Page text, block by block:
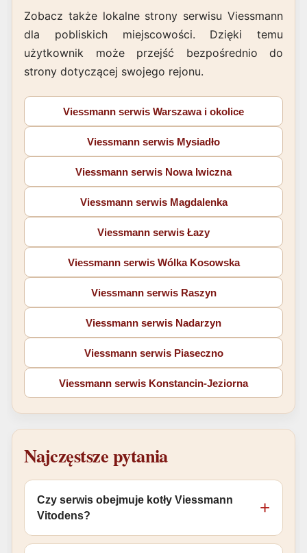
Zobacz także lokalne strony serwisu Viessmann
dla pobliskich miejscowości. Dzięki temu
użytkownik może przejść bezpośrednio do
strony dotyczącej swojego rejonu.
Viessmann serwis Warszawa i okolice
Viessmann serwis Mysiadło
Viessmann serwis Nowa Iwiczna
Viessmann serwis Magdalenka
Viessmann serwis Łazy
Viessmann serwis Wólka Kosowska
Viessmann serwis Raszyn
Viessmann serwis Nadarzyn
Viessmann serwis Piaseczno
Viessmann serwis Konstancin-Jeziorna
Najczęstsze pytania
Czy serwis obejmuje kotły Viessmann
Vitodens?